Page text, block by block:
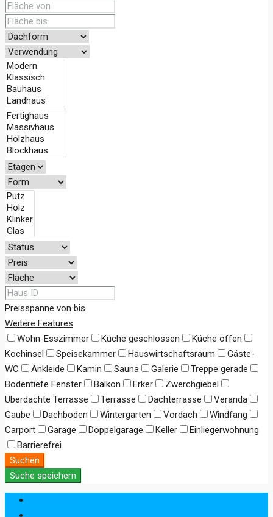
Preisspanne von bis
Weitere Features
Wohn-Esszimmer
Küche geschlossen
Küche offen
Kochinsel
Speisekammer Hauswirtschaftsraum
Gäste-
WC
Ankleide Kamin Sauna Galerie
Treppe gerade
Bodentiefe Fenster
Balkon Erker
Zwerchgiebel
Überdachte Terrasse
Terrasse Dachterrasse
Veranda
Gaube
Dachboden Wintergarten Vordach
Windfang
Carport
Garage Doppelgarage Keller
Einliegerwohnung
Barrierefrei
Suchen
Suche speichern